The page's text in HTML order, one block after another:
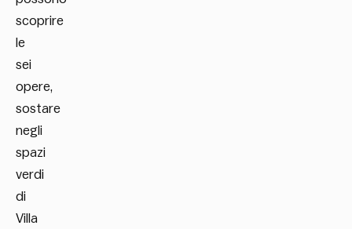
scoprire
le
sei
opere,
sostare
negli
spazi
verdi
di
Villa